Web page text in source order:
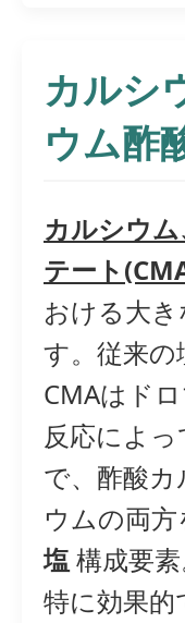
カルシ
ウム酢
カルシウ
テート
おける大
す。従来の
CMAはド
反応によ
で、酢酸
ウムの両
塩 構成要
特に効果的